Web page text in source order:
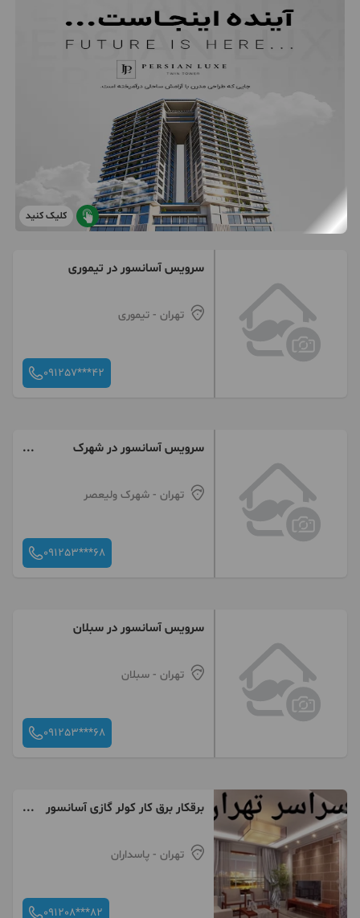
کلیک کنید
سرویس آسانسور در تیموری
تهران - تیموری
091257***42
سرویس آسانسور در شهرک
تهران - شهرک ولیعصر
091253***68
سرویس آسانسور در سبلان
تهران - سبلان
091253***68
برقکار برق کار کولر گازی آسانسور
تهران - پاسداران
091208***82